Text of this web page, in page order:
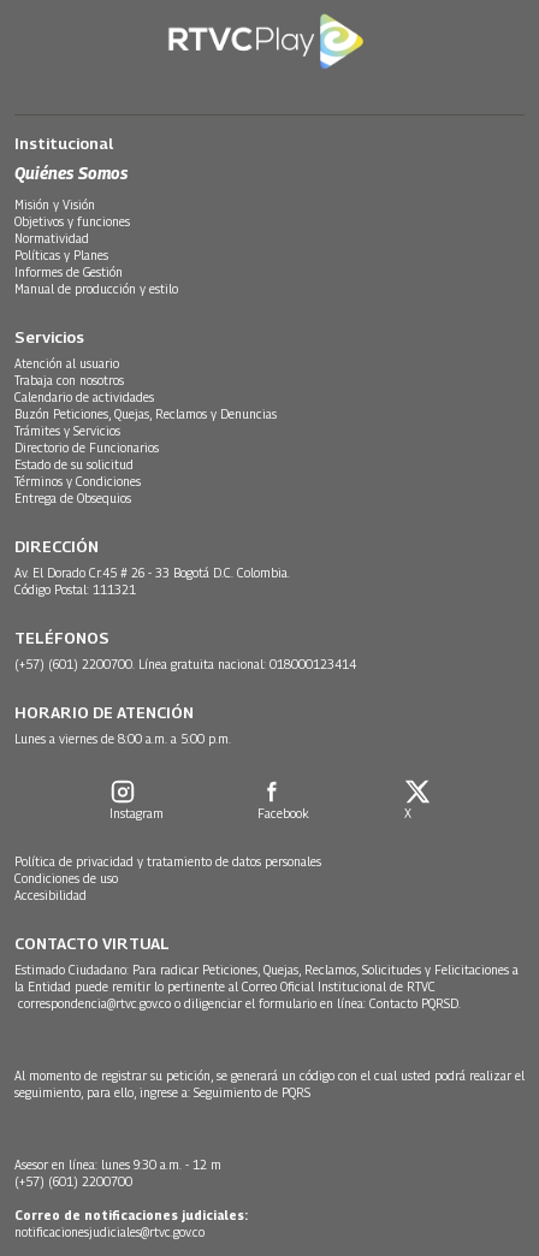
Institucional
Quiénes Somos
Misión y Visión
Objetivos y funciones
Normatividad
Políticas y Planes
Informes de Gestión
Manual de producción y estilo
Servicios
Atención al usuario
Trabaja con nosotros
Calendario de actividades
Buzón Peticiones, Quejas, Reclamos y Denuncias
Trámites y Servicios
Directorio de Funcionarios
Estado de su solicitud
Términos y Condiciones
Entrega de Obsequios
DIRECCIÓN
Av. El Dorado Cr.45 # 26 - 33 Bogotá D.C. Colombia.
Código Postal: 111321
TELÉFONOS
(+57) (601) 2200700. Línea gratuita nacional: 018000123414
HORARIO DE ATENCIÓN
Lunes a viernes de 8:00 a.m. a 5:00 p.m.
Instagram Facebook X
Política de privacidad y tratamiento de datos personales
Condiciones de uso
Accesibilidad
CONTACTO VIRTUAL
Estimado Ciudadano: Para radicar Peticiones, Quejas, Reclamos, Solicitudes y Felicitaciones a
la Entidad puede remitir lo pertinente al Correo Oficial Institucional de RTVC
correspondencia@rtvc.gov.co o diligenciar el formulario en línea: Contacto PQRSD.
Al momento de registrar su petición, se generará un código con el cual usted podrá realizar el
seguimiento, para ello, ingrese a: Seguimiento de PQRS
Asesor en línea: lunes 9:30 a.m. - 12 m
(+57) (601) 2200700
Correo de notificaciones judiciales:
notificacionesjudiciales@rtvc.gov.co